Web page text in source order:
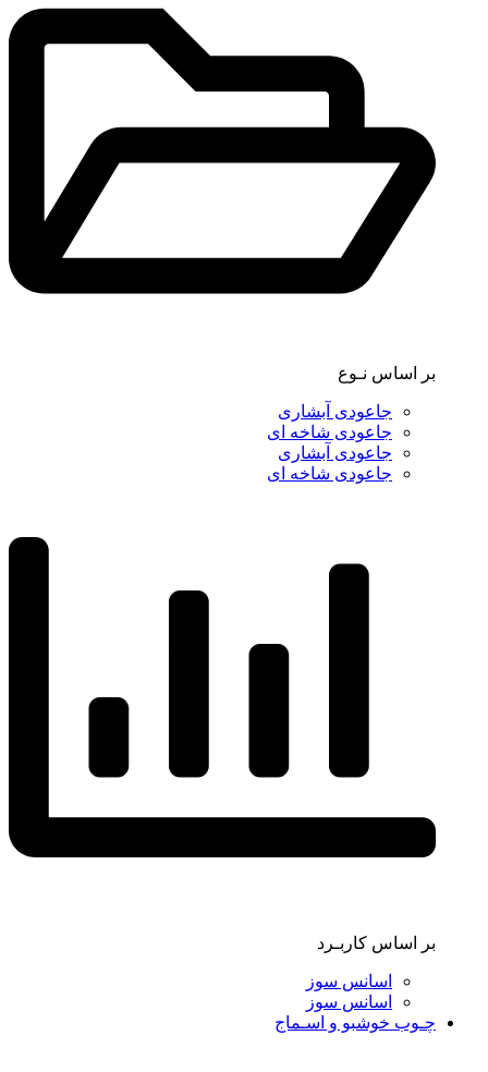
بر اساس نـوع
جاعودی آبشاری
جاعودی شاخه ای
جاعودی آبشاری
جاعودی شاخه ای
بر اساس کاربـرد
اسانس سوز
اسانس سوز
چـوب خوشبو و اسـماج